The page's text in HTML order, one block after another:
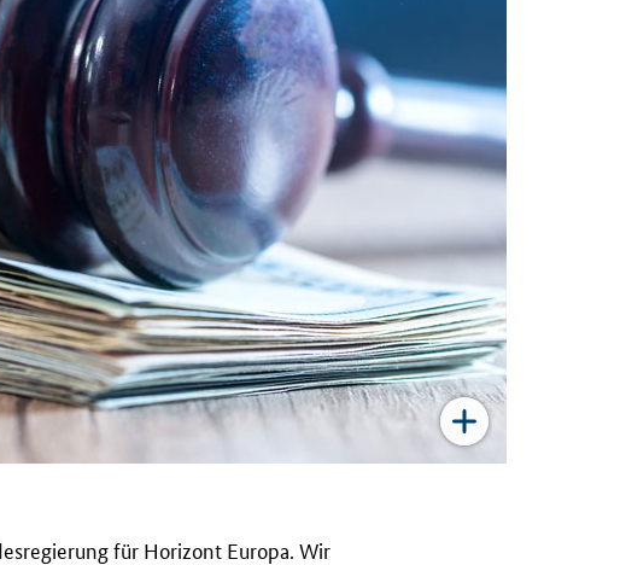
für Horizont Europa. Wir